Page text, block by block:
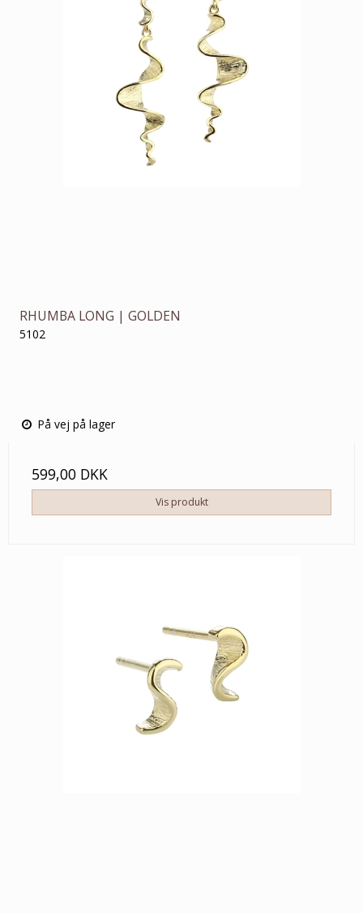
RHUMBA LONG | GOLDEN
5102
På vej på lager
599,00 DKK
Vis produkt